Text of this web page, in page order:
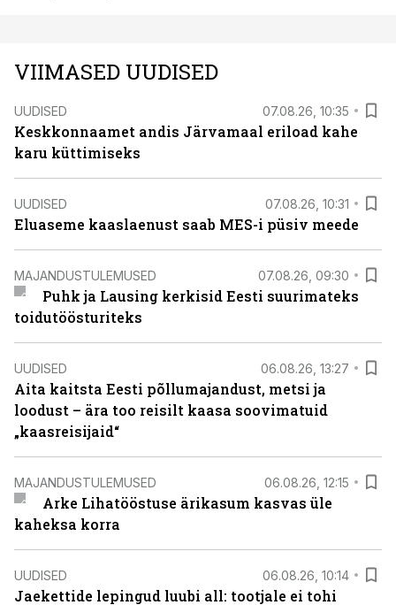
VIIMASED UUDISED
UUDISED 07.08.26, 10:35
Keskkonnaamet andis Järvamaal eriload kahe
karu küttimiseks
UUDISED 07.08.26, 10:31
Eluaseme kaaslaenust saab MES-i püsiv meede
MAJANDUSTULEMUSED 07.08.26, 09:30
Puhk ja Lausing kerkisid Eesti suurimateks
toidutöösturiteks
UUDISED 06.08.26, 13:27
Aita kaitsta Eesti põllumajandust, metsi ja
loodust – ära too reisilt kaasa soovimatuid
„kaasreisijaid“
MAJANDUSTULEMUSED 06.08.26, 12:15
Arke Lihatööstuse ärikasum kasvas üle
kaheksa korra
UUDISED 06.08.26, 10:14
Jaekettide lepingud luubi all: tootjale ei tohi